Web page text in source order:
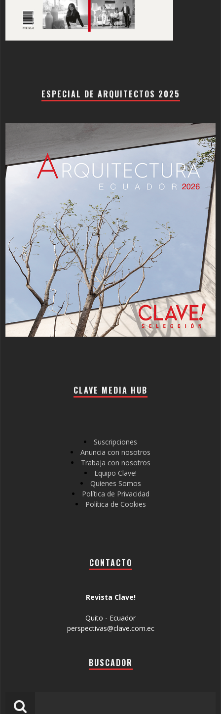
ESPECIAL DE ARQUITECTOS 2025
CLAVE MEDIA HUB
Suscripciones
Anuncia con nosotros
Trabaja con nosotros
Equipo Clave!
Quienes Somos
Política de Privacidad
Política de Cookies
CONTACTO
Revista Clave!
Quito - Ecuador
perspectivas@clave.com.ec
BUSCADOR